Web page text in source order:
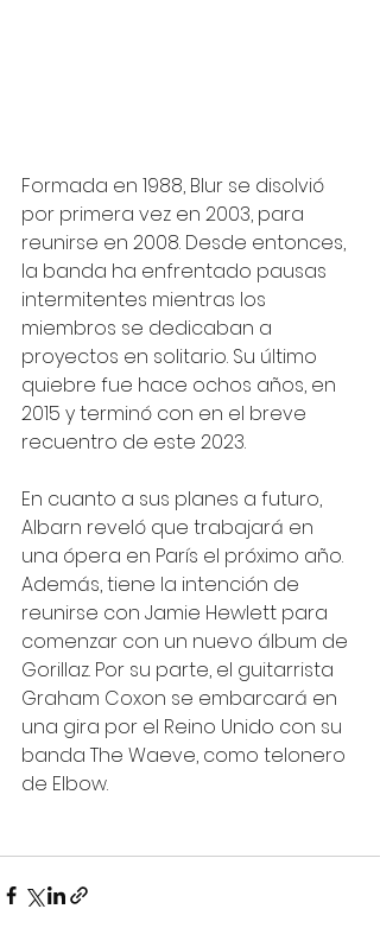
Formada en 1988, Blur se disolvió
por primera vez en 2003, para
reunirse en 2008. Desde entonces,
la banda ha enfrentado pausas
intermitentes mientras los
miembros se dedicaban a
proyectos en solitario. Su último
quiebre fue hace ochos años, en
2015 y terminó con en el breve
recuentro de este 2023.
En cuanto a sus planes a futuro,
Albarn reveló que trabajará en
una ópera en París el próximo año.
Además, tiene la intención de
reunirse con Jamie Hewlett para
comenzar con un nuevo álbum de
Gorillaz. Por su parte, el guitarrista
Graham Coxon se embarcará en
una gira por el Reino Unido con su
banda The Waeve, como telonero
de Elbow.